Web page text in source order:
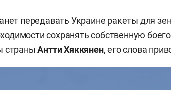
передавать Украине ракеты для
сохранять собственную
страныАнтти Хяккянен, его слова